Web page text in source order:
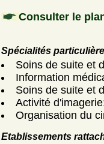
Consulter le
Spécialités
Soins de suite et
Information
Soins de suite et
Activité
Organisation du
Etablissements